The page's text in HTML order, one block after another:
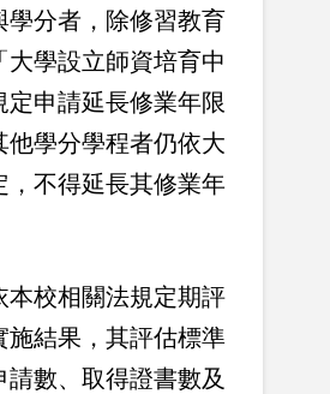
學分者，除修習教育
大學設立師資培育中
定申請延長修業年限
他學分學程者仍依大
，不得延長其修業年
本校相關法規定期評
施結果，其評估標準
請數、取得證書數及